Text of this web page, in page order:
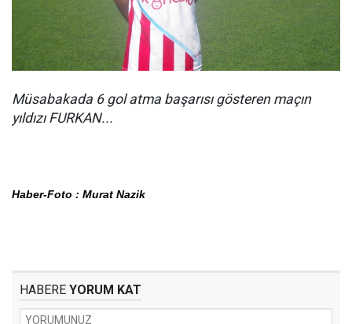
Müsabakada 6 gol atma başarısı gösteren maçın
yıldızı FURKAN...
Haber-Foto : Murat Nazik
HABERE YORUM KAT